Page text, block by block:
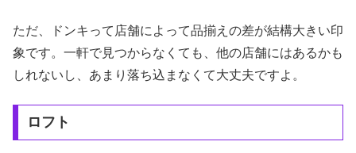
ただ、ドンキって店舗によって品揃えの差が結構大きい印
象です。一軒で見つからなくても、他の店舗にはあるかも
しれないし、あまり落ち込まなくて大丈夫ですよ。
ロフト